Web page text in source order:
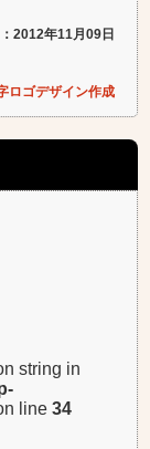
2012年11月09日
ロゴデザイン作成
string in
line34